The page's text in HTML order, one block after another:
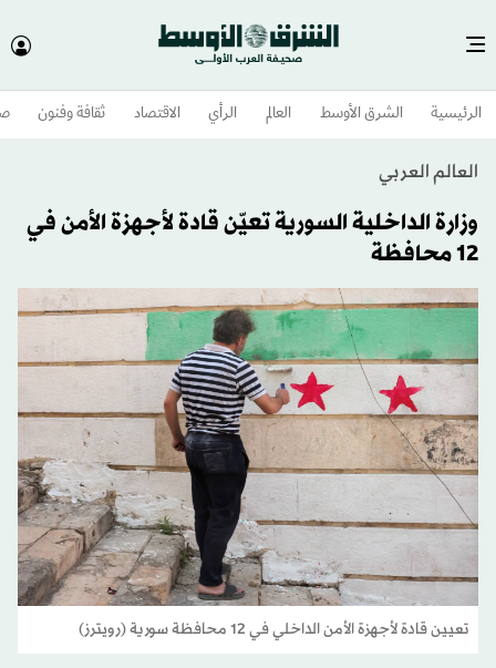
الرئيسية الشرق الأوسط​ العالم الرأي الاقتصاد ثقافة وفنون
العالم العربي
وزارة الداخلية السورية تعيّن قادة لأجهزة الأمن في
12 محافظة
تعيين قادة لأجهزة الأمن الداخلي في 12 محافظة سورية (رويترز)